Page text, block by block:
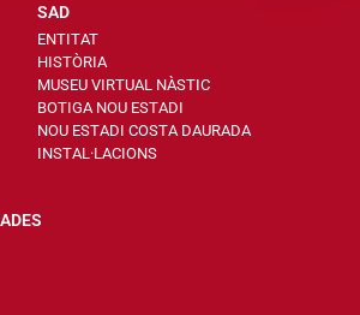
SAD
ENTITAT
HISTÒRIA
MUSEU VIRTUAL NÀSTIC
BOTIGA NOU ESTADI
NOU ESTADI COSTA DAURADA
INSTAL·LACIONS